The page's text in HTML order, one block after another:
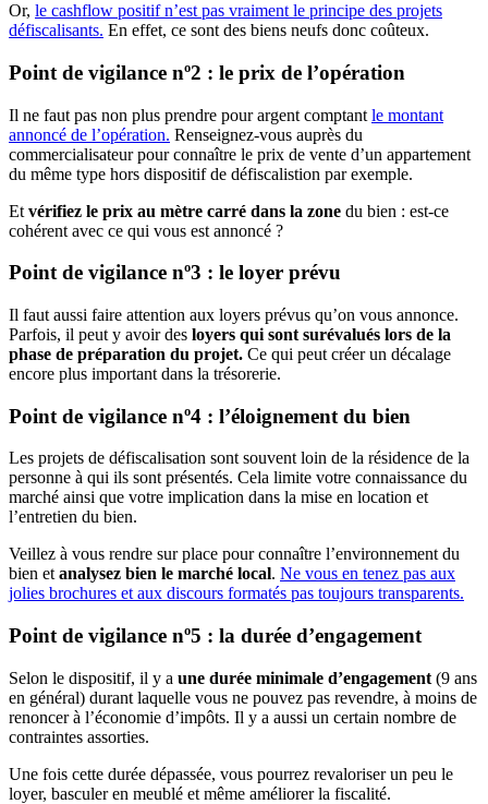
Or, le cashflow positif n’est pas vraiment le principe des projets
défiscalisants. En effet, ce sont des biens neufs donc coûteux.
Point de vigilance nº2 : le prix de l’opération
Il ne faut pas non plus prendre pour argent comptant le montant
annoncé de l’opération. Renseignez-vous auprès du
commercialisateur pour connaître le prix de vente d’un appartement
du même type hors dispositif de défiscalistion par exemple.
Et vérifiez le prix au mètre carré dans la zone du bien : est-ce
cohérent avec ce qui vous est annoncé ?
Point de vigilance nº3 : le loyer prévu
Il faut aussi faire attention aux loyers prévus qu’on vous annonce.
Parfois, il peut y avoir des loyers qui sont surévalués lors de la
phase de préparation du projet. Ce qui peut créer un décalage
encore plus important dans la trésorerie.
Point de vigilance nº4 : l’éloignement du bien
Les projets de défiscalisation sont souvent loin de la résidence de la
personne à qui ils sont présentés. Cela limite votre connaissance du
marché ainsi que votre implication dans la mise en location et
l’entretien du bien.
Veillez à vous rendre sur place pour connaître l’environnement du
bien et analysez bien le marché local. Ne vous en tenez pas aux
jolies brochures et aux discours formatés pas toujours transparents.
Point de vigilance nº5 : la durée d’engagement
Selon le dispositif, il y a une durée minimale d’engagement (9 ans
en général) durant laquelle vous ne pouvez pas revendre, à moins de
renoncer à l’économie d’impôts. Il y a aussi un certain nombre de
contraintes assorties.
Une fois cette durée dépassée, vous pourrez revaloriser un peu le
loyer, basculer en meublé et même améliorer la fiscalité.